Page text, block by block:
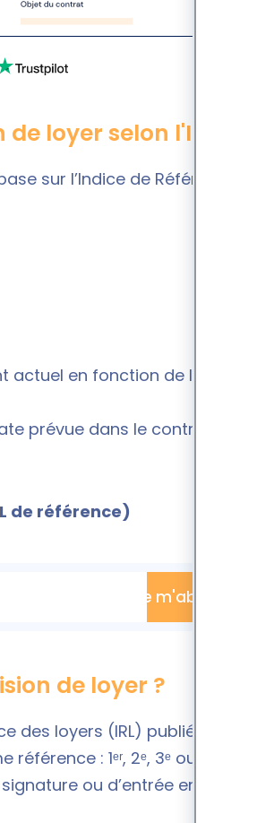
loyer selon l'IRL ?
sur l’Indice de Référence des
actuel en fonction de la variation
prévue dans le contrat de
de référence)
Je m'abonne
de loyer ?
loyers (IRL) publié par l’INSEE.
: 1ᵉʳ, 2ᵉ, 3ᵉ ou 4ᵉ
ou d’entrée en vigueur